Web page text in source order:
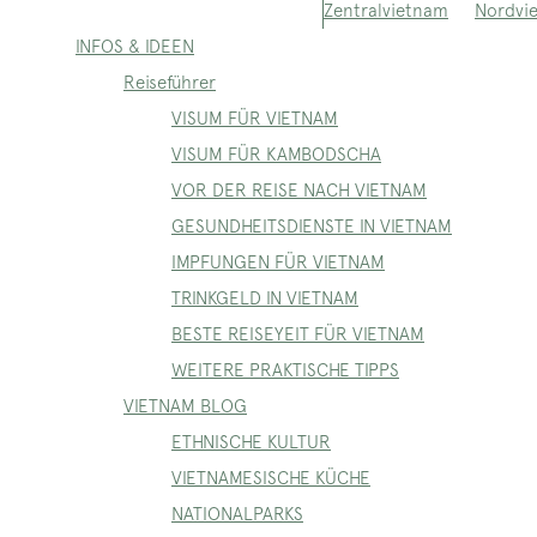
Zentralvietnam
INFOS & IDEEN
Reiseführer
VISUM FÜR VIETNAM
VISUM FÜR KAMBODSCHA
VOR DER REISE NACH VIETNAM
GESUNDHEITSDIENSTE IN VIETNAM
IMPFUNGEN FÜR VIETNAM
TRINKGELD IN VIETNAM
BESTE REISEYEIT FÜR VIETNAM
WEITERE PRAKTISCHE TIPPS
VIETNAM BLOG
ETHNISCHE KULTUR
VIETNAMESISCHE KÜCHE
NATIONALPARKS